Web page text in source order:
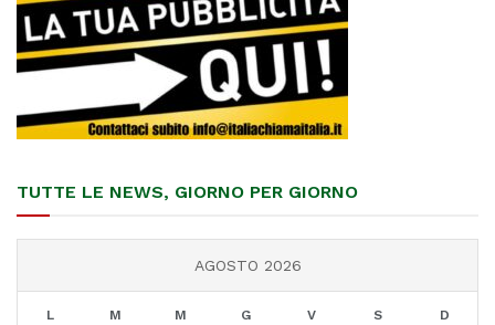
TUTTE LE NEWS, GIORNO PER GIORNO
AGOSTO 2026
L M M G V S D